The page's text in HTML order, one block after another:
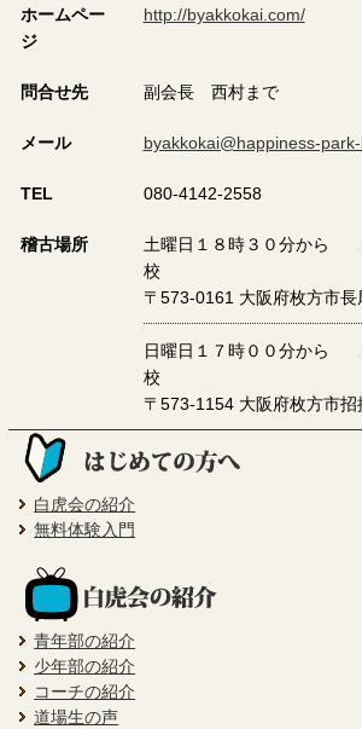
ホームペー
ジ
http://byakkokai.com/
問合せ先 副会長 西村まで
メール byakkokai@happiness-
TEL 080-4142-2558
稽古場所
土曜日１８時３０分から
校
〒573-0161 大阪府枚方市
日曜日１７時００分から
校
〒573-1154 大阪府枚方市
白虎会の紹介
無料体験入門
青年部の紹介
少年部の紹介
コーチの紹介
道場生の声